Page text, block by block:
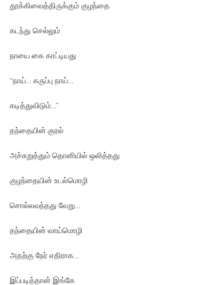
தூக்கிவைத்திருக்கும் குழந்தை
கடந்து செல்லும்
நாயை கை காட்டியது
“நாய்… கருப்பு நாய்…
கடித்துவிடும்…”
தந்தையின் குரல்
அச்சுறுத்தும் தொனியில் ஒலித்தது
குழந்தையின் உடல்மொழி
சொல்லவந்தது வேறு…
தந்தையின் வாய்மொழி
அதற்கு நேர் எதிராக…
இப்படித்தான் இங்கே